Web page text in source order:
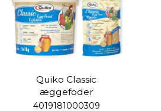
Quiko Classic
æggefoder
4019181000309